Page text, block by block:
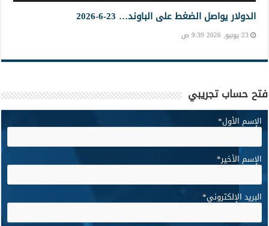
الدولار يواصل الضغط على الباوند… 23-6-2026
23 يونيو, 2026 9:39 ص
فتح حساب تجريبي
الإسم الأول*
الإسم الأخير*
البريد الإلكتروني*